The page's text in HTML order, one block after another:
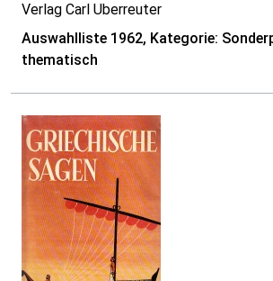
Verlag Carl Uberreuter
Auswahlliste 1962, Kategorie:
thematisch